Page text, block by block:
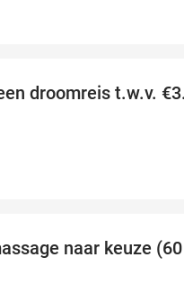
droomreis t.w.v.
naar keuze